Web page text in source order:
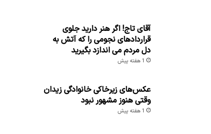
آقای تاج! اگر هنر دارید جلوی
قراردادهای نجومی را که آتش به
دل مردم می اندازد بگیرید
1 هفته پیش
عکس‌های زیرخاکی خانوادگی زیدان
وقتی هنوز مشهور نبود
1 هفته پیش